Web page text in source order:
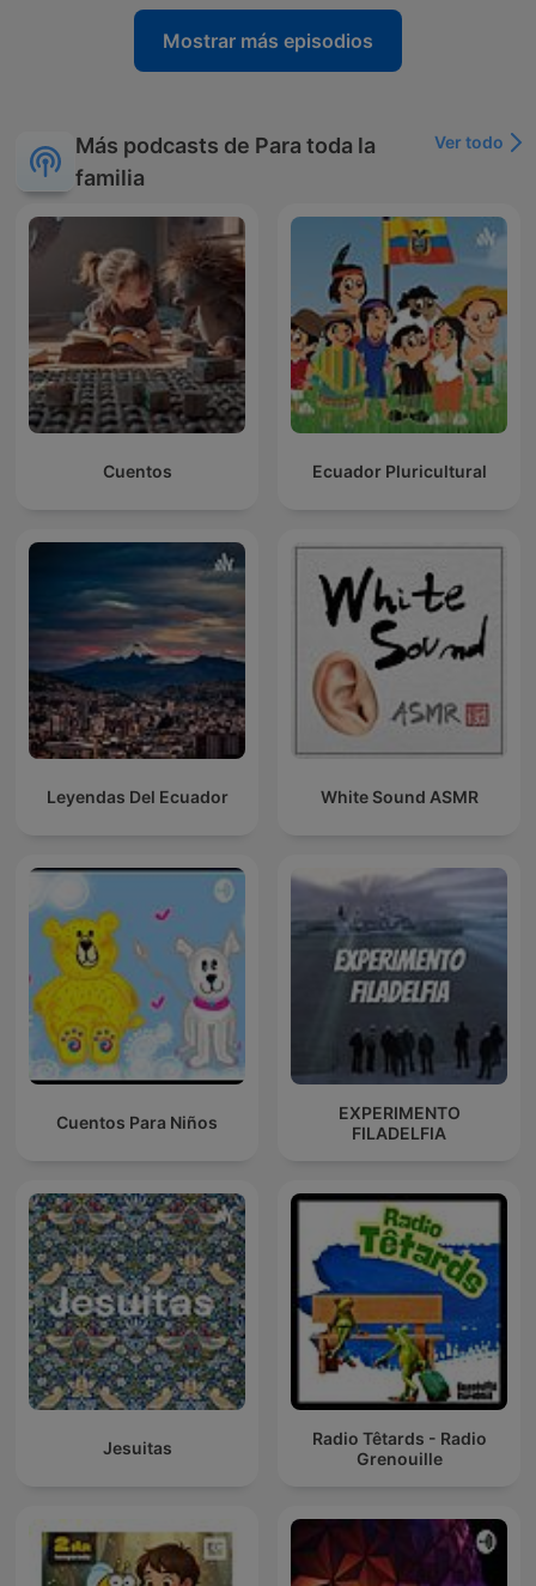
Mostrar más episodios
Más podcasts de Para toda la
familia
Ver todo
Cuentos Ecuador Pluricultural
Leyendas Del Ecuador White Sound ASMR
Cuentos Para Niños
EXPERIMENTO
FILADELFIA
Jesuitas
Radio Têtards - Radio
Grenouille